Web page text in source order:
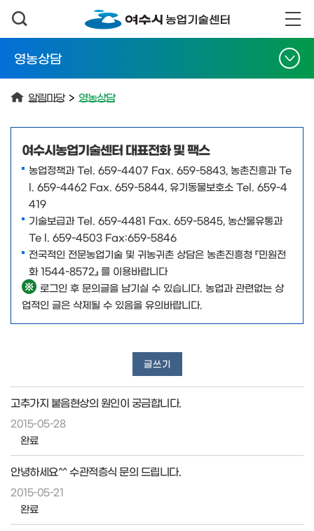
영농상담
알림마당 > 영농상담
여수시농업기술센터 대표전화 및 팩스
농업정책과 Tel. 659-4407 Fax. 659-5843, 농촌진흥과 Te
l. 659-4462 Fax. 659-5844, 유기동물보호소 Tel. 659-4
419
기술보급과 Tel. 659-4481 Fax. 659-5845, 농산물유통과
Te l. 659-4503 Fax:659-5846
전국적인 전문농업기술 및 귀농귀촌 상담은 농촌진흥청 『민원전
화 1544-8572』 를 이용바랍니다
로그인 후 문의글을 남기실 수 있습니다. 농업과 관련없는 상
업적인 글은 삭제될 수 있음을 유의바랍니다.
글쓰기
고추가지 붙음현상의 원인이 궁금합니다.
2015-05-28
완료
안녕하세요^^ 수관적층식 문의 드립니다.
2015-05-21
완료